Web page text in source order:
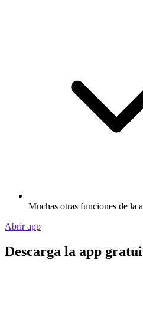
Muchas otras funciones de la
Abrir app
Descarga la app